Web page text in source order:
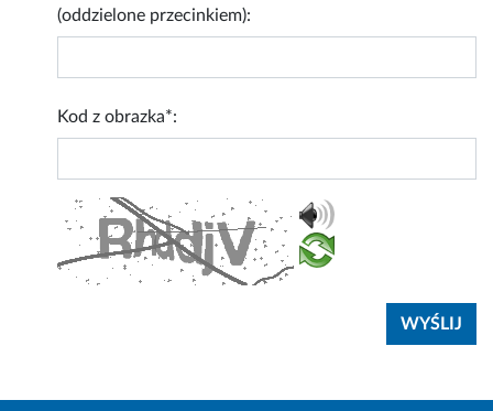
(oddzielone przecinkiem):
Kod z obrazka*: